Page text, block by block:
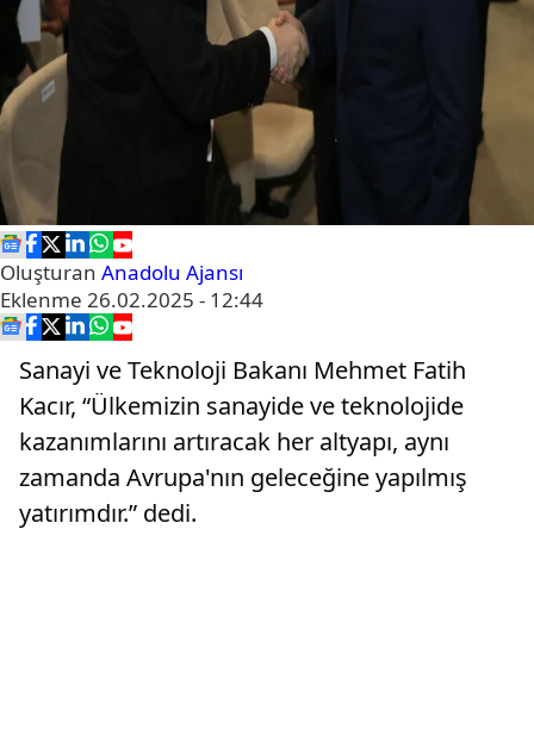
Oluşturan Anadolu Ajansı
Eklenme 26.02.2025 - 12:44
Sanayi ve Teknoloji Bakanı Mehmet Fatih
Kacır, “Ülkemizin sanayide ve teknolojide
kazanımlarını artıracak her altyapı, aynı
zamanda Avrupa'nın geleceğine yapılmış
yatırımdır.” dedi.